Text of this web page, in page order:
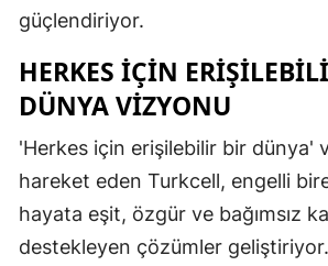
güçlendiriyor.
HERKES İÇIN
DÜNYA VIZYONU
'Herkes için erişilebilir bir dünya'
hareket eden Turkcell, engelli
hayata eşit, özgür ve bağımsız
destekleyen çözümler